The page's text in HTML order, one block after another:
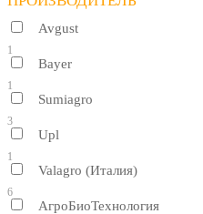
Avgust
1
Bayer
1
Sumiagro
3
Upl
1
Valagro (Италия)
6
АгроБиоТехнология